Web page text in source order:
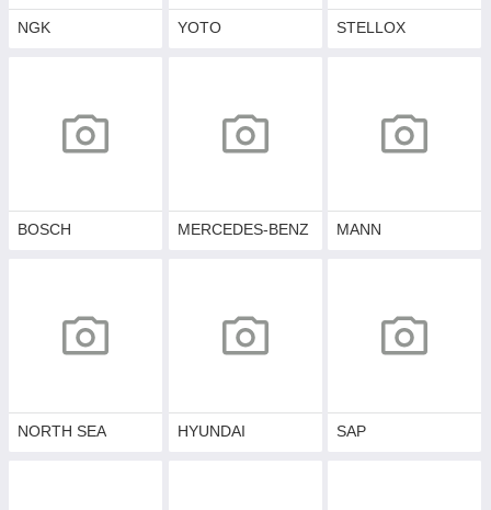
NGK YOTO STELLOX
BOSCH MERCEDES-BENZ MANN
NORTH SEA HYUNDAI SAP